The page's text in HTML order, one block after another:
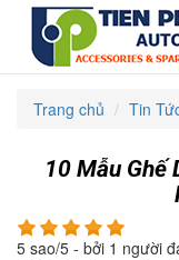
Trang chủ Tin
10 Mẫu Ghế
5 sao/5 - bởi 1 người